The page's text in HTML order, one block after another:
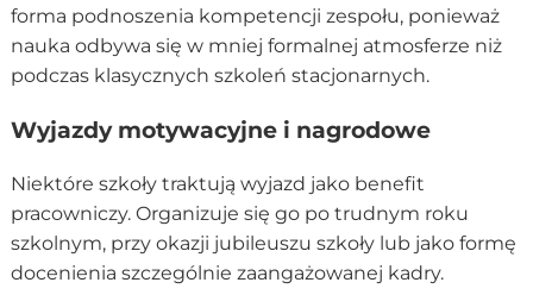
forma podnoszenia kompetencji zespołu, ponieważ
nauka odbywa się w mniej formalnej atmosferze niż
podczas klasycznych szkoleń stacjonarnych.
Wyjazdy motywacyjne i nagrodowe
Niektóre szkoły traktują wyjazd jako benefit
pracowniczy. Organizuje się go po trudnym roku
szkolnym, przy okazji jubileuszu szkoły lub jako formę
docenienia szczególnie zaangażowanej kadry.